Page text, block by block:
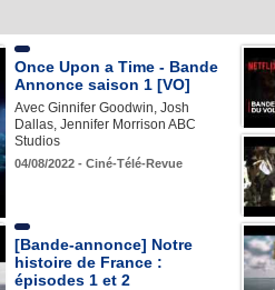
Once Upon a Time - Bande
Annonce saison 1 [VO]
Avec Ginnifer Goodwin, Josh
Dallas, Jennifer Morrison ABC
Studios
04/08/2022 - Ciné-Télé-Revue
[Bande-annonce] Notre
histoire de France :
épisodes 1 et 2